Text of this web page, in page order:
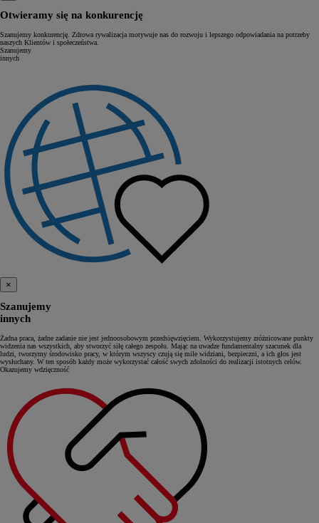
Otwieramy się na konkurencję
Szanujemy konkurencję. Zdrowa rywalizacja motywuje nas do rozwoju i lepszego odpowiadania na potrzeby
naszych Klientów i społeczeństwa.
Szanujemy
innych
×
Szanujemy
innych
Żadna praca, żadne zadanie nie jest jednoosobowym przedsięwzięciem. Wykorzystujemy zróżnicowane punkty
widzenia nas wszystkich, aby stworzyć siłę całego zespołu. Mając na uwadze fundamentalny szacunek dla
ludzi, tworzymy środowisko pracy, w którym wszyscy czują się mile widziani, bezpieczni, a ich głos jest
wysłuchany. W ten sposób każdy może wykorzystać całość swych zdolności do realizacji istotnych celów.
Okazujemy wdzięczność